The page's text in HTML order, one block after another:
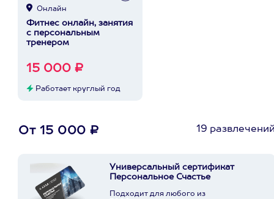
Онлайн
Фитнес онлайн, занятия
с персональным
тренером
15 000 ₽
Работает круглый год
От 15 000 ₽ 19
Универсальный сертификат
Персональное Счастье
Подходит для любого из